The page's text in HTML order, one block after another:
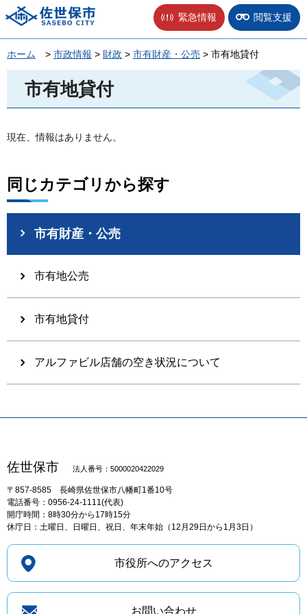
佐世保市 緊急情報 閲覧支援
ホーム > 市政情報 > 財政 > 市有財産・公売 > 市有地貸付
市有地貸付
現在、情報はありません。
同じカテゴリから探す
市有財産・公売
市有地公売
市有地貸付
アルファビル店舗の空き状況について
佐世保市 法人番号：5000020422029
〒857-8585 長崎県佐世保市八幡町1番10号
電話番号：0956-24-1111(代表)
開庁時間：8時30分から17時15分
休庁日：土曜日、日曜日、祝日、年末年始（12月29日から1月3日）
市役所へのアクセス
お問い合わせ